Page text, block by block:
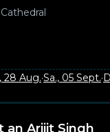
28 Aug.·Sa., 05 Sept.·
an Arijit Singh